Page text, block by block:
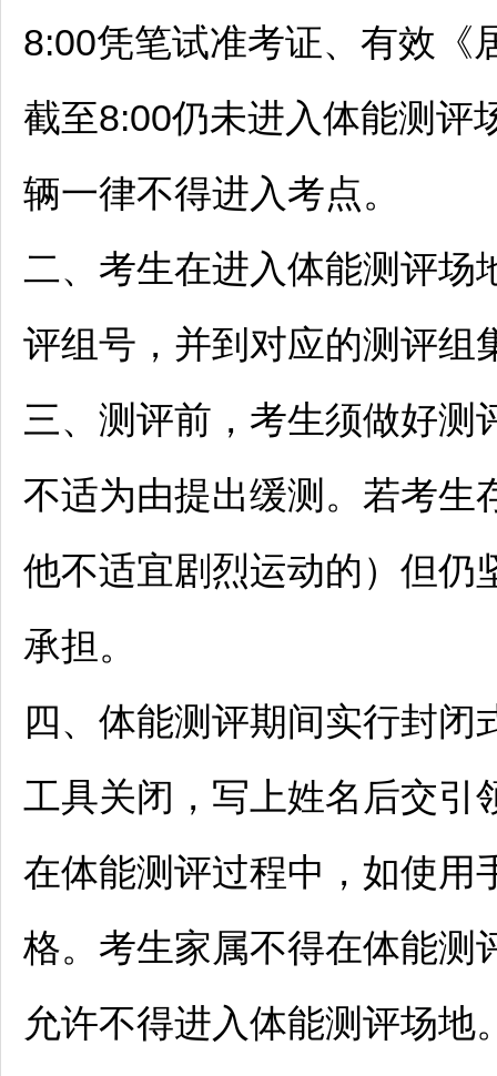
8:00凭笔试准考证、有效《
截至8:00仍未进入体能测评
辆一律不得进入考点。
二、考生在进入体能测评场
评组号，并到对应的测评组
三、测评前，考生须做好测
不适为由提出缓测。若考生
他不适宜剧烈运动的）但仍
承担。
四、体能测评期间实行封闭
工具关闭，写上姓名后交引
在体能测评过程中，如使用
格。考生家属不得在体能测
允许不得进入体能测评场地